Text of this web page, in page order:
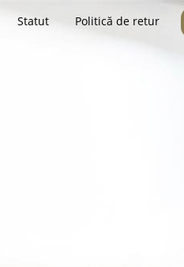
Statut Politică de retur